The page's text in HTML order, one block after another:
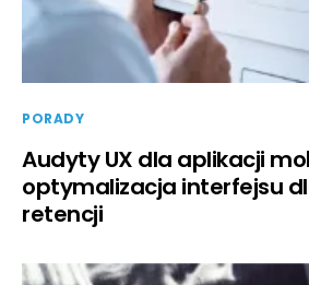
PORADY
Audyty UX dla aplikacji
optymalizacja interfejsu
retencji